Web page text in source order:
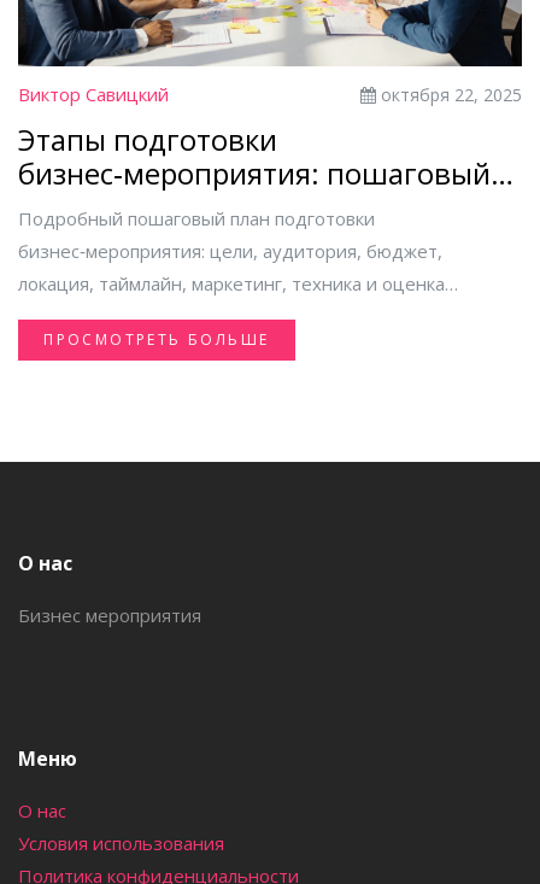
Виктор Савицкий октября 22, 2025
Этапы подготовки
бизнес‑мероприятия: пошаговый
план
Подробный пошаговый план подготовки
бизнес‑мероприятия: цели, аудитория, бюджет,
локация, таймлайн, маркетинг, техника и оценка
результатов.
ПРОСМОТРЕТЬ БОЛЬШЕ
О нас
Бизнес мероприятия
Меню
О нас
Условия использования
Политика конфиденциальности